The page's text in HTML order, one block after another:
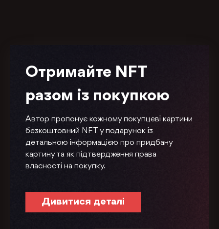
Отримайте NFT
разом із покупкою
Автор пропонує кожному покупцеві картини
безкоштовний NFT у подарунок із
детальною інформацією про придбану
картину та як підтвердження права
власності на покупку.
Дивитися деталі